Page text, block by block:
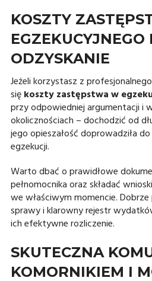
KOSZTY
EGZEKUCYJNEGO
ODZYSKANIE
Jeżeli korzystasz z
siękoszty zastępstwa w
przy odpowiedniej argumentacji i
okolicznościach – dochodzić od
jego opieszałość doprowadziła
egzekucji.
Warto dbać o prawidłowe
pełnomocnika oraz składać
we właściwym momencie.
sprawy i klarowny rejestr
ich efektywne rozliczenie.
SKUTECZNA
KOMORNIKIEM I